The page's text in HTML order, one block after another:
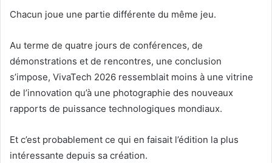
Chacun joue une partie différente du même jeu.
Au terme de quatre jours de conférences, de
démonstrations et de rencontres, une conclusion
s’impose, VivaTech 2026 ressemblait moins à une vitrine
de l’innovation qu’à une photographie des nouveaux
rapports de puissance technologiques mondiaux.
Et c’est probablement ce qui en faisait l’édition la plus
intéressante depuis sa création.